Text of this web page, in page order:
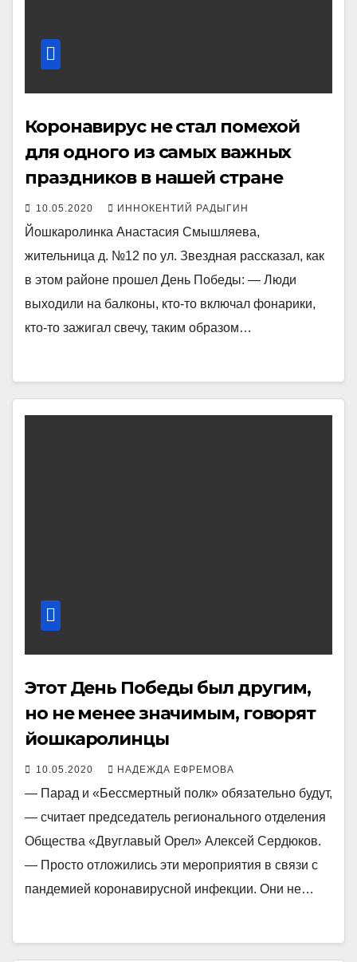
Коронавирус не стал помехой
для одного из самых важных
праздников в нашей стране
10.05.2020 ИННОКЕНТИЙ РАДЫГИН
Йошкаролинка Анастасия Смышляева,
жительница д. №12 по ул. Звездная рассказал, как
в этом районе прошел День Победы: — Люди
выходили на балконы, кто-то включал фонарики,
кто-то зажигал свечу, таким образом…
Этот День Победы был другим,
но не менее значимым, говорят
йошкаролинцы
10.05.2020 НАДЕЖДА ЕФРЕМОВА
— Парад и «Бессмертный полк» обязательно будут,
— считает председатель регионального отделения
Общества «Двуглавый Орел» Алексей Сердюков.
— Просто отложились эти мероприятия в связи с
пандемией коронавирусной инфекции. Они не…